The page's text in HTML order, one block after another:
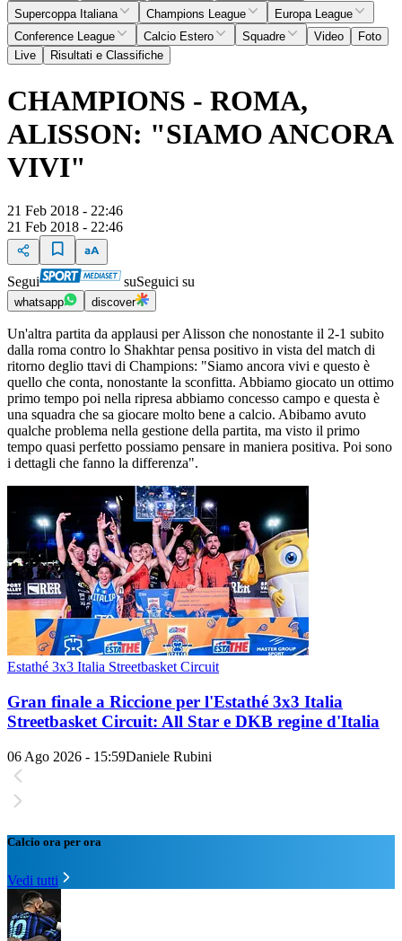
Supercoppa Italiana
Champions League
Europa League
Conference League
Calcio Estero Squadre Video
Foto
Live
Risultati e Classifiche
CHAMPIONS - ROMA,
ALISSON: "SIAMO ANCORA
VIVI"
21 Feb 2018 - 22:46
21 Feb 2018 - 22:46
Segui suSeguici su
whatsapp discover
Un'altra partita da applausi per Alisson che nonostante il 2-1 subito
dalla roma contro lo Shakhtar pensa positivo in vista del match di
ritorno deglio ttavi di Champions: "Siamo ancora vivi e questo è
quello che conta, nonostante la sconfitta. Abbiamo giocato un ottimo
primo tempo poi nella ripresa abbiamo concesso campo e questa è
una squadra che sa giocare molto bene a calcio. Abibamo avuto
qualche problema nella gestione della partita, ma visto il primo
tempo quasi perfetto possiamo pensare in maniera positiva. Poi sono
i dettagli che fanno la differenza".
Estathé 3x3 Italia Streetbasket Circuit
Gran finale a Riccione per l'Estathé 3x3 Italia
Streetbasket Circuit: All Star e DKB regine d'Italia
06 Ago 2026 - 15:59Daniele Rubini
Calcio ora per ora
Vedi tutti